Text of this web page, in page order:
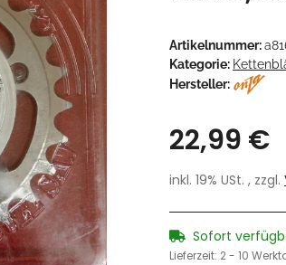
Artikelnummer:
Kategorie:
Hersteller:
22,99 €
inkl. 19% USt. , zzgl.
Sofort
Lieferzeit: 2 - 10